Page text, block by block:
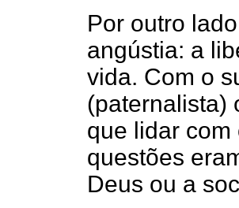
Por outro
angústia: a
vida. Com o
(paternalista)
que lidar
questões
Deus ou a